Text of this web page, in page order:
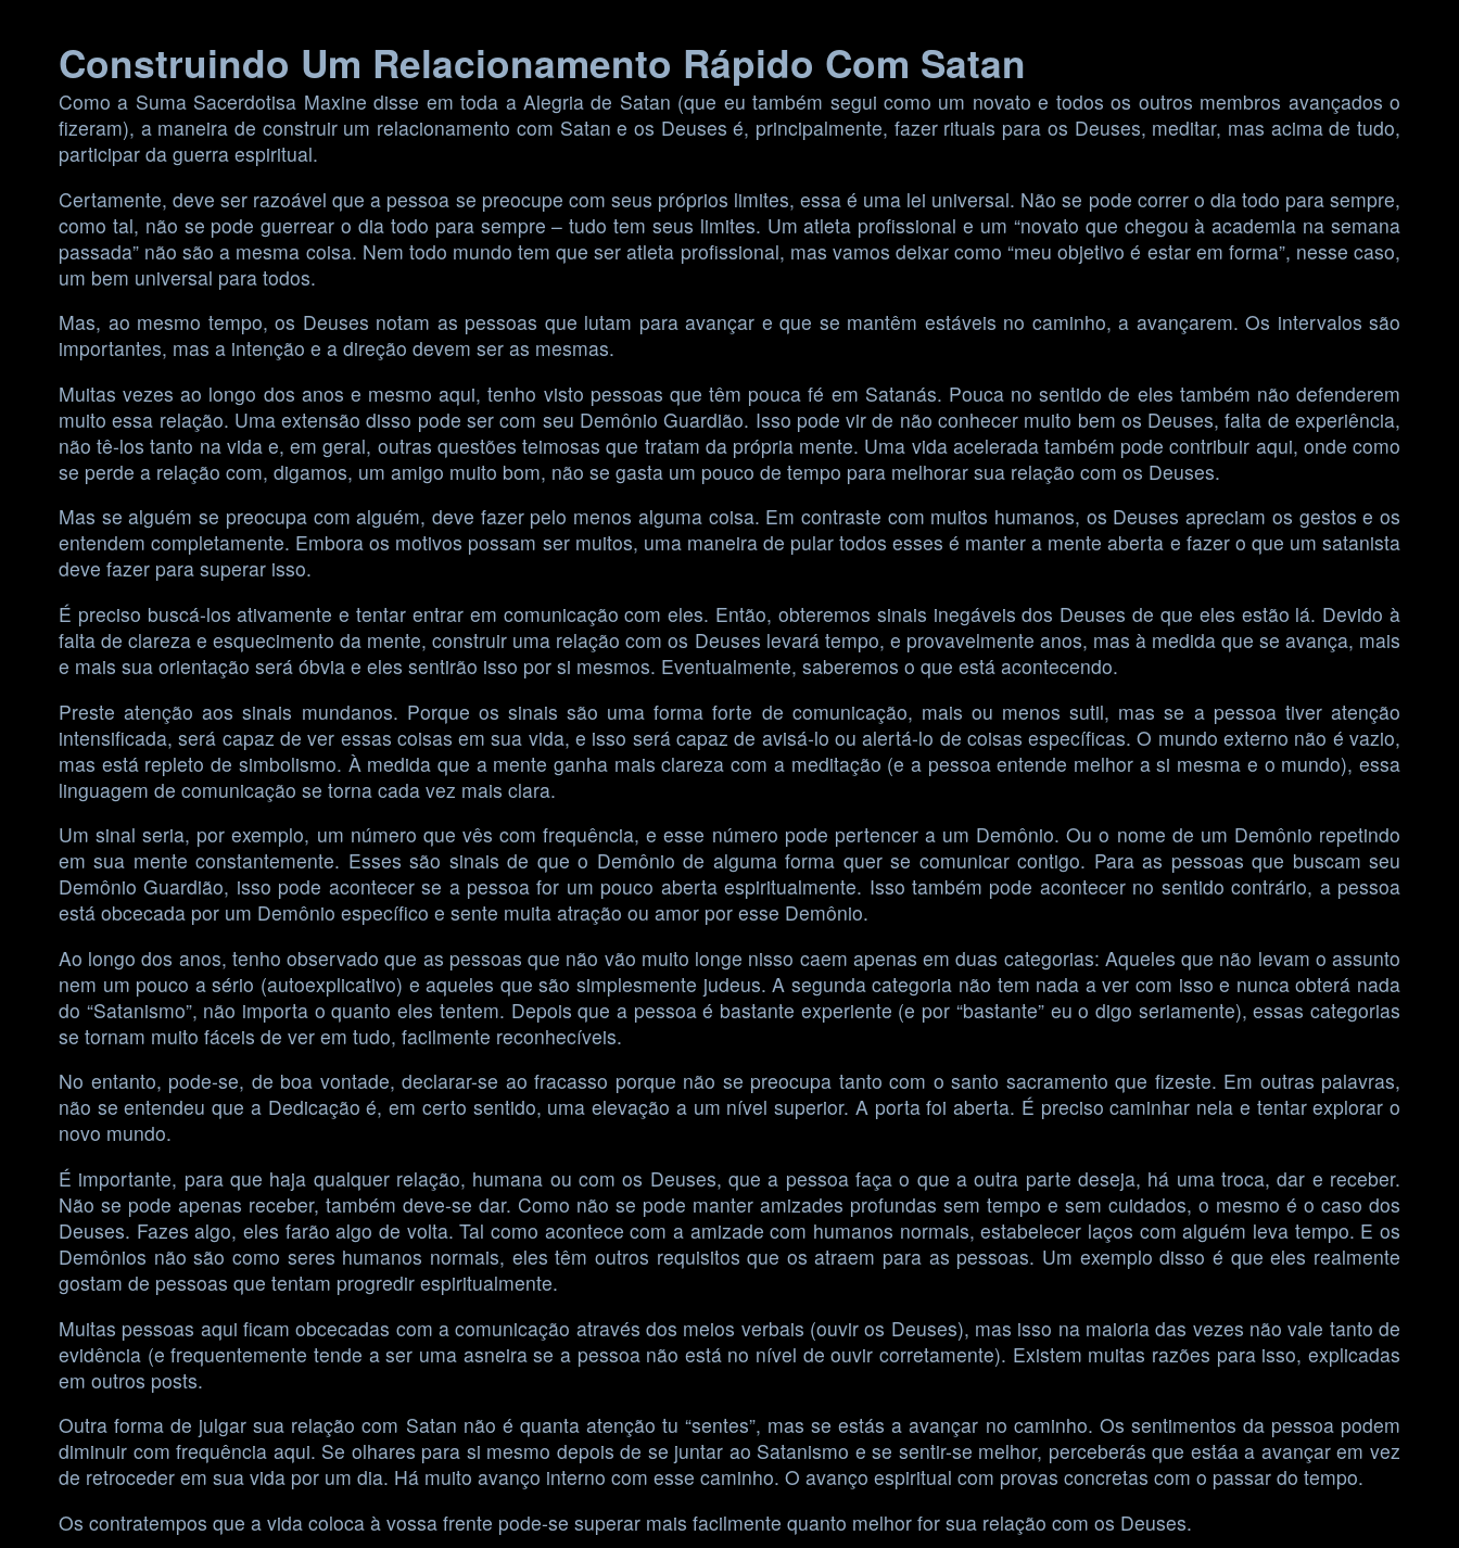
contentConstruindo Um Relacionamento Rápido Com Satan
Como a Suma Sacerdotisa Maxine disse em toda a Alegria de Satan (que eu também segui como um novato e todos os outros membros avançados o
fizeram), a maneira de construir um relacionamento com Satan e os Deuses é, principalmente, fazer rituais para os Deuses, meditar, mas acima de tudo,
participar da guerra espiritual.
Certamente, deve ser razoável que a pessoa se preocupe com seus próprios limites, essa é uma lei universal. Não se pode correr o dia todo para sempre,
como tal, não se pode guerrear o dia todo para sempre – tudo tem seus limites. Um atleta profissional e um “novato que chegou à academia na semana
passada” não são a mesma coisa. Nem todo mundo tem que ser atleta profissional, mas vamos deixar como “meu objetivo é estar em forma”, nesse caso,
um bem universal para todos.
Mas, ao mesmo tempo, os Deuses notam as pessoas que lutam para avançar e que se mantêm estáveis no caminho, a avançarem. Os intervalos são
importantes, mas a intenção e a direção devem ser as mesmas.
Muitas vezes ao longo dos anos e mesmo aqui, tenho visto pessoas que têm pouca fé em Satanás. Pouca no sentido de eles também não defenderem
muito essa relação. Uma extensão disso pode ser com seu Demônio Guardião. Isso pode vir de não conhecer muito bem os Deuses, falta de experiência,
não tê-los tanto na vida e, em geral, outras questões teimosas que tratam da própria mente. Uma vida acelerada também pode contribuir aqui, onde como
se perde a relação com, digamos, um amigo muito bom, não se gasta um pouco de tempo para melhorar sua relação com os Deuses.
Mas se alguém se preocupa com alguém, deve fazer pelo menos alguma coisa. Em contraste com muitos humanos, os Deuses apreciam os gestos e os
entendem completamente. Embora os motivos possam ser muitos, uma maneira de pular todos esses é manter a mente aberta e fazer o que um satanista
deve fazer para superar isso.
É preciso buscá-los ativamente e tentar entrar em comunicação com eles. Então, obteremos sinais inegáveis dos Deuses de que eles estão lá. Devido à
falta de clareza e esquecimento da mente, construir uma relação com os Deuses levará tempo, e provavelmente anos, mas à medida que se avança, mais
e mais sua orientação será óbvia e eles sentirão isso por si mesmos. Eventualmente, saberemos o que está acontecendo.
Preste atenção aos sinais mundanos. Porque os sinais são uma forma forte de comunicação, mais ou menos sutil, mas se a pessoa tiver atenção
intensificada, será capaz de ver essas coisas em sua vida, e isso será capaz de avisá-lo ou alertá-lo de coisas específicas. O mundo externo não é vazio,
mas está repleto de simbolismo. À medida que a mente ganha mais clareza com a meditação (e a pessoa entende melhor a si mesma e o mundo), essa
linguagem de comunicação se torna cada vez mais clara.
Um sinal seria, por exemplo, um número que vês com frequência, e esse número pode pertencer a um Demônio. Ou o nome de um Demônio repetindo
em sua mente constantemente. Esses são sinais de que o Demônio de alguma forma quer se comunicar contigo. Para as pessoas que buscam seu
Demônio Guardião, isso pode acontecer se a pessoa for um pouco aberta espiritualmente. Isso também pode acontecer no sentido contrário, a pessoa
está obcecada por um Demônio específico e sente muita atração ou amor por esse Demônio.
Ao longo dos anos, tenho observado que as pessoas que não vão muito longe nisso caem apenas em duas categorias: Aqueles que não levam o assunto
nem um pouco a sério (autoexplicativo) e aqueles que são simplesmente judeus. A segunda categoria não tem nada a ver com isso e nunca obterá nada
do “Satanismo”, não importa o quanto eles tentem. Depois que a pessoa é bastante experiente (e por “bastante” eu o digo seriamente), essas categorias
se tornam muito fáceis de ver em tudo, facilmente reconhecíveis.
No entanto, pode-se, de boa vontade, declarar-se ao fracasso porque não se preocupa tanto com o santo sacramento que fizeste. Em outras palavras,
não se entendeu que a Dedicação é, em certo sentido, uma elevação a um nível superior. A porta foi aberta. É preciso caminhar nela e tentar explorar o
novo mundo.
É importante, para que haja qualquer relação, humana ou com os Deuses, que a pessoa faça o que a outra parte deseja, há uma troca, dar e receber.
Não se pode apenas receber, também deve-se dar. Como não se pode manter amizades profundas sem tempo e sem cuidados, o mesmo é o caso dos
Deuses. Fazes algo, eles farão algo de volta. Tal como acontece com a amizade com humanos normais, estabelecer laços com alguém leva tempo. E os
Demônios não são como seres humanos normais, eles têm outros requisitos que os atraem para as pessoas. Um exemplo disso é que eles realmente
gostam de pessoas que tentam progredir espiritualmente.
Muitas pessoas aqui ficam obcecadas com a comunicação através dos meios verbais (ouvir os Deuses), mas isso na maioria das vezes não vale tanto de
evidência (e frequentemente tende a ser uma asneira se a pessoa não está no nível de ouvir corretamente). Existem muitas razões para isso, explicadas
em outros posts.
Outra forma de julgar sua relação com Satan não é quanta atenção tu “sentes”, mas se estás a avançar no caminho. Os sentimentos da pessoa podem
diminuir com frequência aqui. Se olhares para si mesmo depois de se juntar ao Satanismo e se sentir-se melhor, perceberás que estáa a avançar em vez
de retroceder em sua vida por um dia. Há muito avanço interno com esse caminho. O avanço espiritual com provas concretas com o passar do tempo.
Os contratempos que a vida coloca à vossa frente pode-se superar mais facilmente quanto melhor for sua relação com os Deuses.